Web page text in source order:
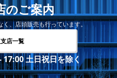
のご案内
く、店頭販売も行っています。
店一覧
土日祝日を除く